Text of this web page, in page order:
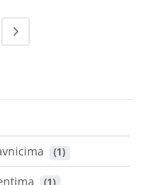
Next page
(1)
(1)